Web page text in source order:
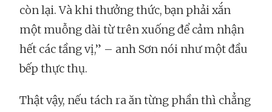
còn lại. Và khi thưởng thức, bạn phải xắn
một muỗng dài từ trên xuống để cảm nhận
hết các tầng vị,” – anh Sơn nói như một đầu
bếp thực thụ.
Thật vậy, nếu tách ra ăn từng phần thì chẳng